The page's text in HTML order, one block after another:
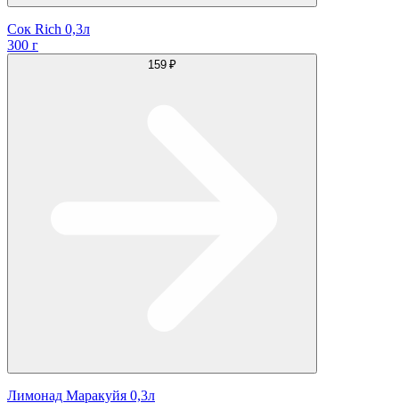
Сок Rich 0,3л
300 г
159 ₽
Лимонад Маракуйя 0,3л